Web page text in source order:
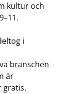
kultur och
i
branschen
är
gratis.